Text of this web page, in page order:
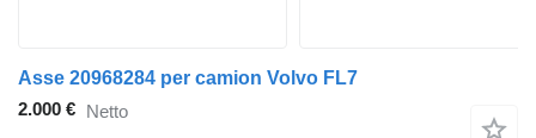
Asse 20968284 per camion Volvo FL7
2.000 € Netto